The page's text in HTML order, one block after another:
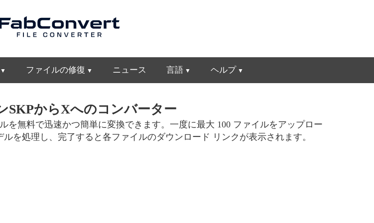
ファイルの修復 ニュース 言語 ヘルプ
SKPからXへのコンバーター
無料で迅速かつ簡単に変換できます。一度に最大 100 ファイルをアップロー
を処理し、完了すると各ファイルのダウンロード リンクが表示されます。